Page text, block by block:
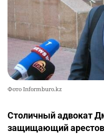
Фото Informburo.kz
Столичный адвокат
защищающий